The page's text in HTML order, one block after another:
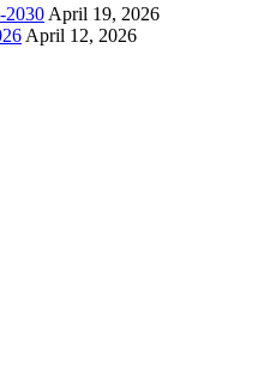
2030 April 19, 2026
April 12, 2026